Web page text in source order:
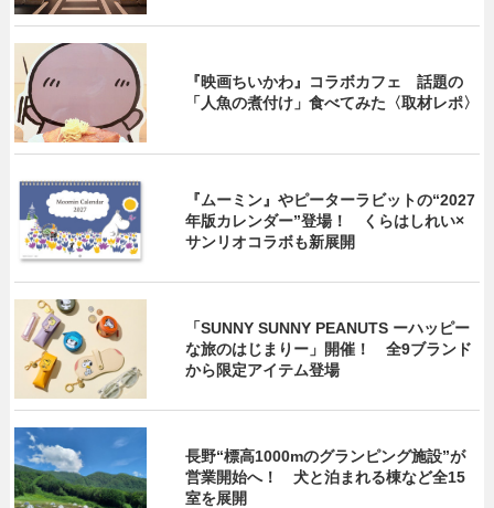
『映画ちいかわ』コラボカフェ 話題の
「人魚の煮付け」食べてみた〈取材レポ〉
『ムーミン』やピーターラビットの“2027
年版カレンダー”登場！ くらはしれい×
サンリオコラボも新展開
「SUNNY SUNNY PEANUTS ーハッピー
な旅のはじまりー」開催！ 全9ブランド
から限定アイテム登場
長野“標高1000mのグランピング施設”が
営業開始へ！ 犬と泊まれる棟など全15
室を展開